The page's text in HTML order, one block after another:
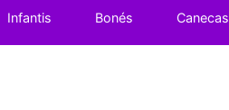
Infantis Bonés Canecas